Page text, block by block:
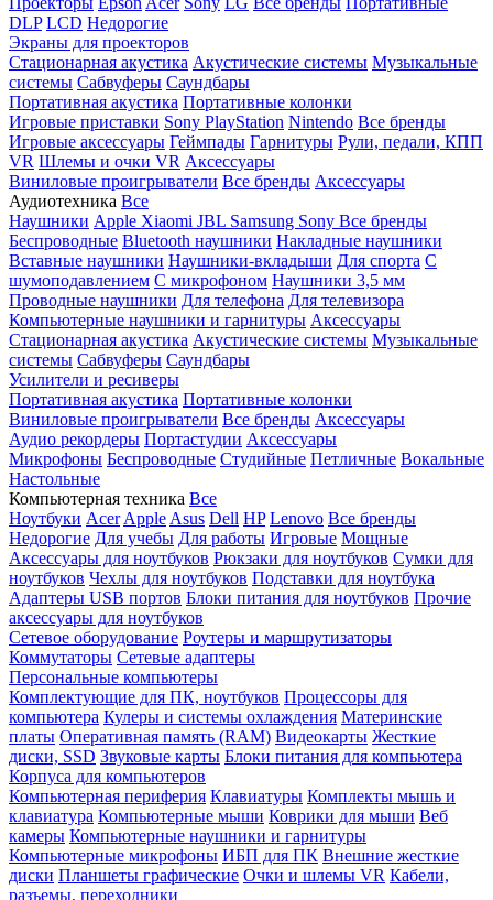
DLP LCD Недорогие
Экраны для проекторов
Стационарная акустика Акустические системы Музыкальные
системы Сабвуферы Саундбары
Портативная акустика Портативные колонки
Игровые приставки Sony PlayStation Nintendo Все бренды
Игровые аксессуары Геймпады Гарнитуры Рули, педали, КПП
VR Шлемы и очки VR Аксессуары
Виниловые проигрыватели Все бренды Аксессуары
Аудиотехника Все
Наушники Apple Xiaomi JBL Samsung Sony Все бренды
Беспроводные Bluetooth наушники Накладные наушники
Вставные наушники Наушники-вкладыши Для спорта С
шумоподавлением С микрофоном Наушники 3,5 мм
Проводные наушники Для телефона Для телевизора
Компьютерные наушники и гарнитуры Аксессуары
Стационарная акустика Акустические системы Музыкальные
системы Сабвуферы Саундбары
Усилители и ресиверы
Портативная акустика Портативные колонки
Виниловые проигрыватели Все бренды Аксессуары
Аудио рекордеры Портастудии Аксессуары
Микрофоны Беспроводные Студийные Петличные Вокальные
Настольные
Компьютерная техника Все
Ноутбуки Acer Apple Asus Dell HP Lenovo Все бренды
Недорогие Для учебы Для работы Игровые Мощные
Аксессуары для ноутбуков Рюкзаки для ноутбуков Сумки для
ноутбуков Чехлы для ноутбуков Подставки для ноутбука
Адаптеры USB портов Блоки питания для ноутбуков Прочие
аксессуары для ноутбуков
Сетевое оборудование Роутеры и маршрутизаторы
Коммутаторы Сетевые адаптеры
Персональные компьютеры
Комплектующие для ПК, ноутбуков Процессоры для
компьютера Кулеры и системы охлаждения Материнские
платы Оперативная память (RAM) Видеокарты Жесткие
диски, SSD Звуковые карты Блоки питания для компьютера
Корпуса для компьютеров
Компьютерная периферия Клавиатуры Комплекты мышь и
клавиатура Компьютерные мыши Коврики для мыши Веб
камеры Компьютерные наушники и гарнитуры
Компьютерные микрофоны ИБП для ПК Внешние жесткие
диски Планшеты графические Очки и шлемы VR Кабели,
разъемы, переходники